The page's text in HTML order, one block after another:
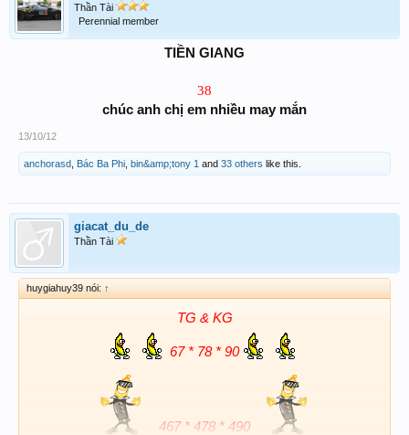
Thần Tài
Perennial member
TIỀN GIANG
38
chúc anh chị em nhiều may mắn
13/10/12
anchorasd Bác Ba Phi bin&amp;tony 1 and 33 others like this.
giacat_du_de
Thần Tài
huygiahuy39 nói: ↑
TG & KG
67 * 78 * 90
467 * 478 * 490